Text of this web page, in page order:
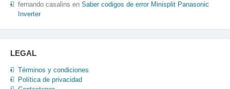
fernando casalins en Saber codigos de error Minisplit Panasonic
Inverter
LEGAL
Términos y condiciones
Política de privacidad